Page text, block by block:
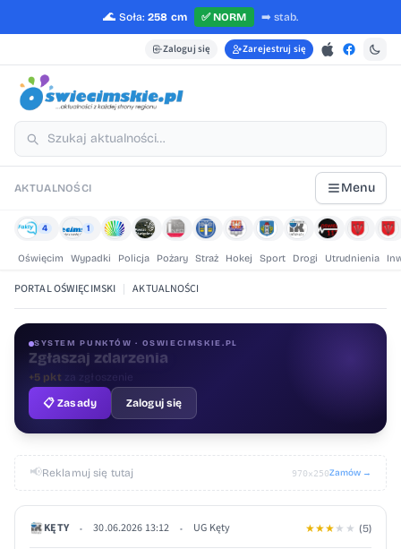
🌊 Soła: 258 cm ✅NORM ➡️ stab.
Zaloguj się Zarejestruj się
AKTUALNOŚCI Menu
4 1
Oświęcim Wypadki Policja Pożary Straż Hokej Sport Drogi Utrudnienia
PORTAL OŚWIĘCIMSKI | AKTUALNOŚCI
SYSTEM PUNKTÓW · OSWIECIMSKIE.PL
Oceniaj treści
+1 pktza ocenę
📋 Zasady
Zaloguj się
📢Reklamuj się tutaj 970×250Zamów →
KĘTY • 30.06.2026 13:12 • UG Kęty ★★★ ★ ★ (5)